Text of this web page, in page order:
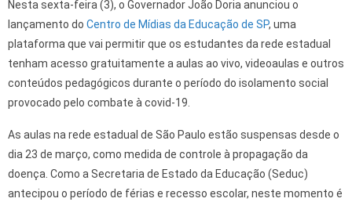
Nesta sexta-feira (3), o Governador João Doria anunciou o
lançamento do Centro de Mídias da Educação de SP, uma
plataforma que vai permitir que os estudantes da rede estadual
tenham acesso gratuitamente a aulas ao vivo, videoaulas e outros
conteúdos pedagógicos durante o período do isolamento social
provocado pelo combate à covid-19.
As aulas na rede estadual de São Paulo estão suspensas desde o
dia 23 de março, como medida de controle à propagação da
doença. Como a Secretaria de Estado da Educação (Seduc)
antecipou o período de férias e recesso escolar, neste momento é